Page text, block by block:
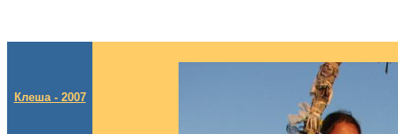
Клеша - 2007